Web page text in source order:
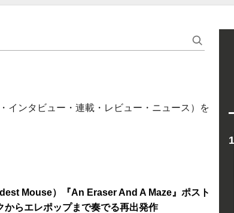
インタビュー・連載・レビュー・ニュース）を
Mouse）『An Eraser And A Maze』ポスト
からエレポップまで奏でる再出発作